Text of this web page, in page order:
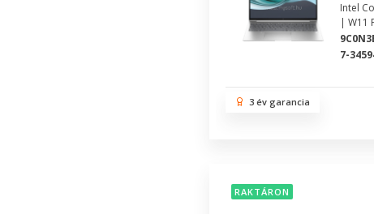
Intel
| W11
7-
3 év garancia
RAKTÁRON